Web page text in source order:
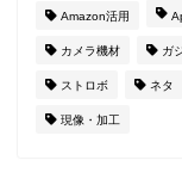
Amazon活用
カメラ機材 ガ
ストロボ ネタ
現像・加工